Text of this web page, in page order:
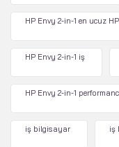
HP Envy 2-in-1 en ucuz
HP Envy 2-in-1 iş
HP Envy 2-in-1
iş bilgisayar iş